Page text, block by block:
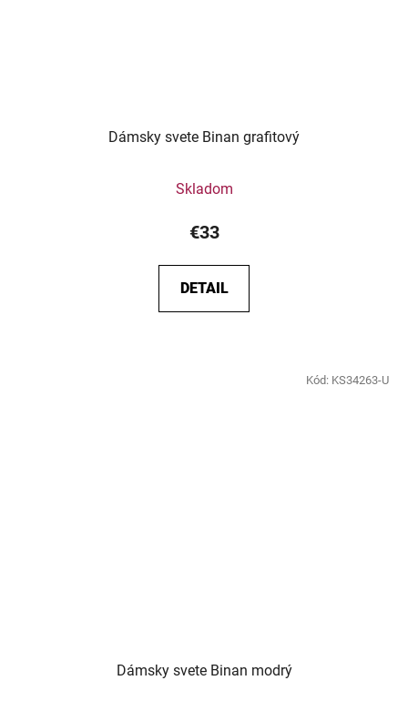
Dámsky svete Binan grafitový
Skladom
€33
DETAIL
Dámsky svete Binan modrý
Kód: KS34263-U